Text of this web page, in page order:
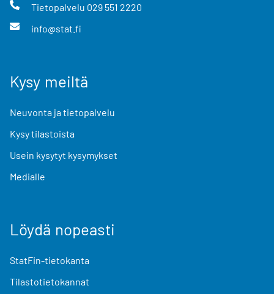
Tietopalvelu 029 551 2220
info@stat.fi
Kysy meiltä
Neuvonta ja tietopalvelu
Kysy tilastoista
Usein kysytyt kysymykset
Medialle
Löydä nopeasti
StatFin-tietokanta
Tilastotietokannat